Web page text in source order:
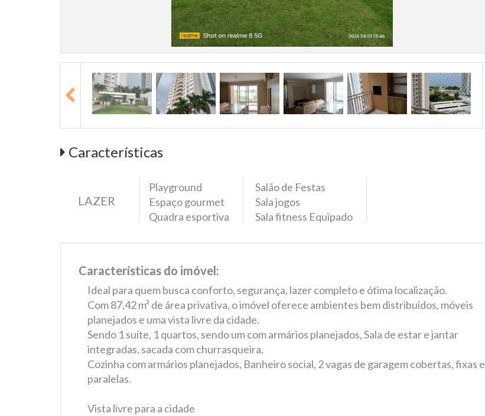
Características
LAZER
Playground
Espaço gourmet
Quadra esportiva
Salão de Festas
Sala jogos
Sala fitness Equipado
Características do imóvel:
Ideal para quem busca conforto, segurança, lazer completo e ótima localização.
Com 87,42 m² de área privativa, o imóvel oferece ambientes bem distribuídos, móveis
planejados e uma vista livre da cidade.
Sendo 1 suíte, 1 quartos, sendo um com armários planejados, Sala de estar e jantar
integradas, sacada com churrasqueira,
Cozinha com armários planejados, Banheiro social, 2 vagas de garagem cobertas, fixas e
paralelas.
Vista livre para a cidade